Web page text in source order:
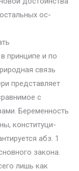
ос­
принципе и по
связь
представляет
с
Беременность
конституци­
абз. 1
закона.
лишь как